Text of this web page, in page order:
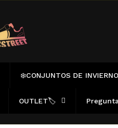
❄️CONJUNTOS DE
OUTLET🏷️